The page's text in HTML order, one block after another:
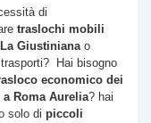
di
traslochi mobili
La Giustiniana o
Hai bisogno
economico dei
Roma Aurelia? hai
solo di piccoli